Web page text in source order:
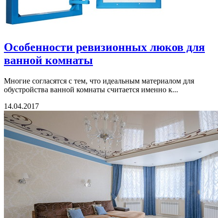
Особенности ревизионных люков для
ванной комнаты
Многие согласятся с тем, что идеальным материалом для
обустройства ванной комнаты считается именно к...
14.04.2017